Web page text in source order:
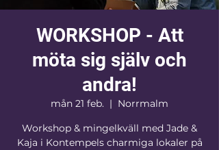
WORKSHOP - Att
möta sig själv och
andra!
mån 21 feb.
  |
Norrmalm
Workshop & mingelkväll med Jade &
Kaja i Kontempels charmiga lokaler på